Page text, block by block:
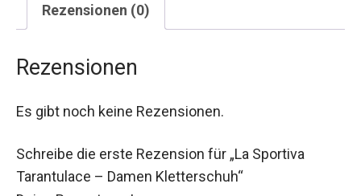
Rezensionen (0)
Rezensionen
Es gibt noch keine Rezensionen.
Schreibe die erste Rezension für „La Sportiva
Tarantulace – Damen Kletterschuh“